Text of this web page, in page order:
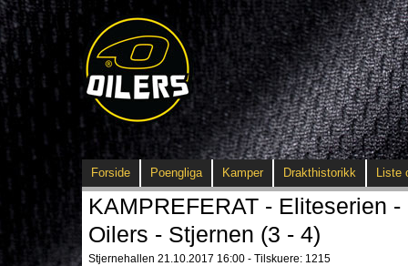
Forside Poengliga Kamper Drakthistorikk Liste
KAMPREFERAT - Eliteserien -
Oilers - Stjernen (3 - 4)
Stjernehallen 21.10.2017 16:00 - Tilskuere: 1215